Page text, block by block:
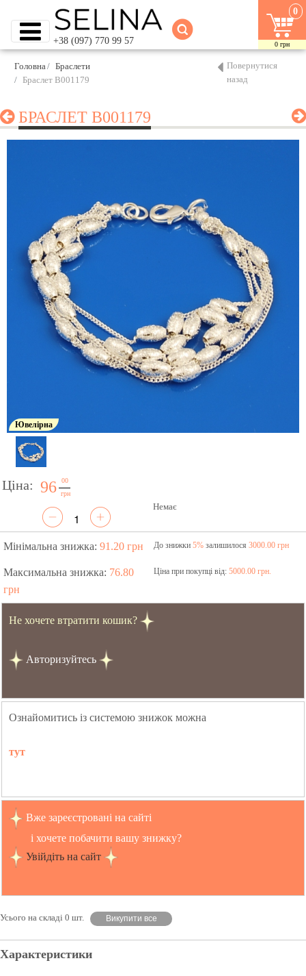
+38 (097) 770 99 57
0
0 грн
Головна
Браслети
Браслет B001179
Повернутися
назад
БРАСЛЕТ B001179
Ювелірна
Ціна: 96
00
грн
Немає
Мінімальна знижка: 91.20 грн До знижки 5%залишилося 3000.00 грн
Максимальна знижка: 76.80
грн
Ціна при покупці від: 5000.00 грн.
Не хочете втратити кошик?
Авторизуйтесь
Ознайомитись із системою знижок можна
тут
Вже зареєстровані на сайті
і хочете побачити вашу знижку?
Увійдіть на сайт
Усього на складі 0 шт. Викупити все
Характеристики